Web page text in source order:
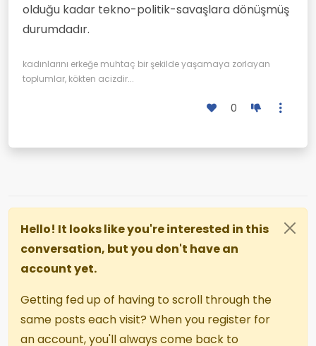
olduğu kadar tekno-politik-savaşlara dönüşmüş
durumdadır.
kadınlarını erkeğe muhtaç bir şekilde yaşamaya zorlayan
toplumlar, kökten acizdir...
0
Hello! It looks like you're interested in this
conversation, but you don't have an
account yet.
Getting fed up of having to scroll through the
same posts each visit? When you register for
an account, you'll always come back to